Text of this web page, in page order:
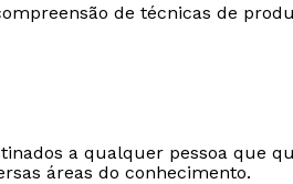
de técnicas de
a qualquer pessoa que
áreas do conhecimento.